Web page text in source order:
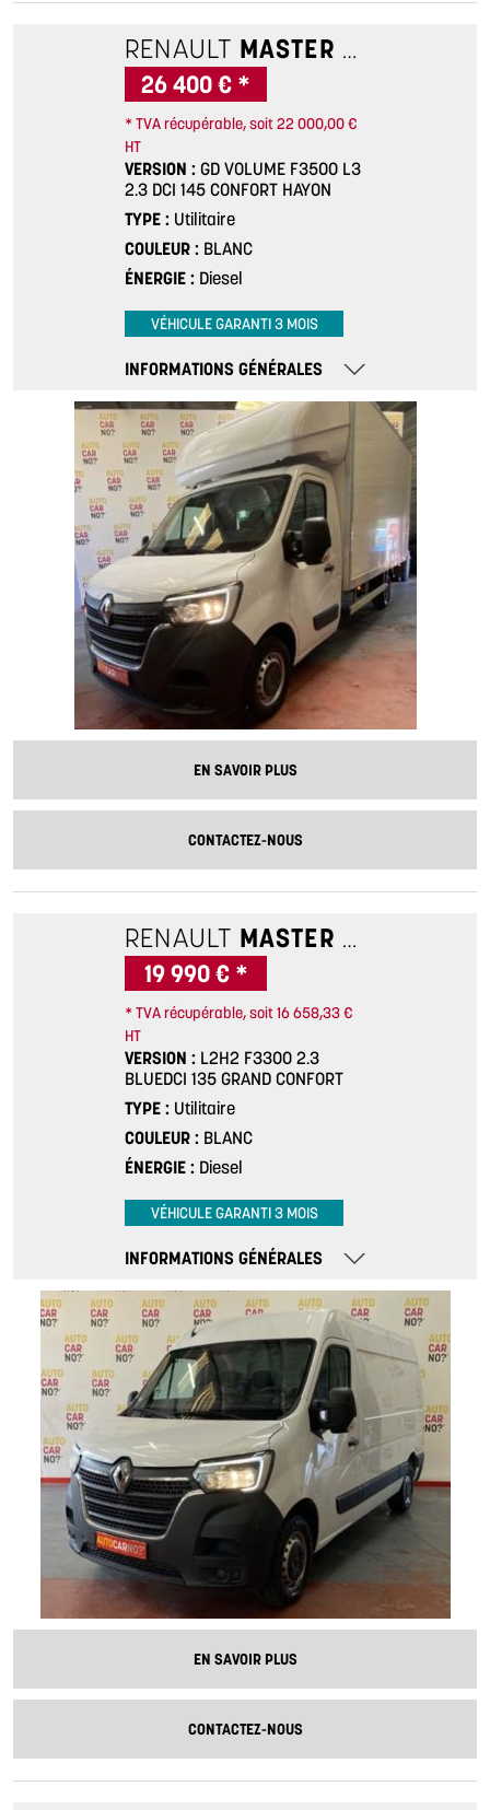
RENAULT MASTER GD
26 400 € *
* TVA récupérable, soit 22 000,00 €
HT
VERSION
GD VOLUME F3500 L3
2.3 DCI 145 CONFORT HAYON
TYPE
Utilitaire
COULEUR
BLANC
ÉNERGIE
Diesel
VÉHICULE GARANTI 3 MOIS
INFORMATIONS GÉNÉRALES
EN SAVOIR PLUS
CONTACTEZ-NOUS
RENAULT MASTER 3
19 990 € *
* TVA récupérable, soit 16 658,33 €
HT
VERSION
L2H2 F3300 2.3
BLUEDCI 135 GRAND CONFORT
TYPE
Utilitaire
COULEUR
BLANC
ÉNERGIE
Diesel
VÉHICULE GARANTI 3 MOIS
INFORMATIONS GÉNÉRALES
EN SAVOIR PLUS
CONTACTEZ-NOUS